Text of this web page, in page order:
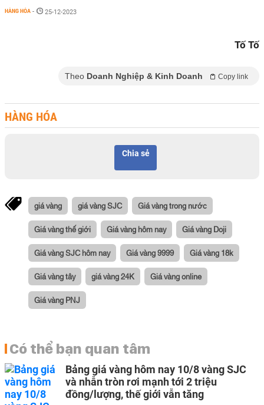
HÀNG HÓA - 25-12-2023
Tố Tố
Theo Doanh Nghiệp & Kinh Doanh Copy link
HÀNG HÓA
Chia sẻ
giá vàng giá vàng SJC Giá vàng trong nước
Giá vàng thế giới Giá vàng hôm nay Giá vàng Doji
Giá vàng SJC hôm nay Giá vàng 9999 Giá vàng 18k
Giá vàng tây giá vàng 24K Giá vàng online
Giá vàng PNJ
Có thể bạn quan tâm
Bảng giá vàng hôm nay 10/8 vàng SJC
và nhẫn tròn rơi mạnh tới 2 triệu
đồng/lượng, thế giới vẫn tăng